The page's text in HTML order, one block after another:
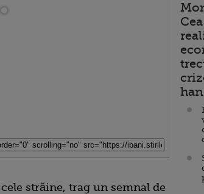
străine, trag un semnal de